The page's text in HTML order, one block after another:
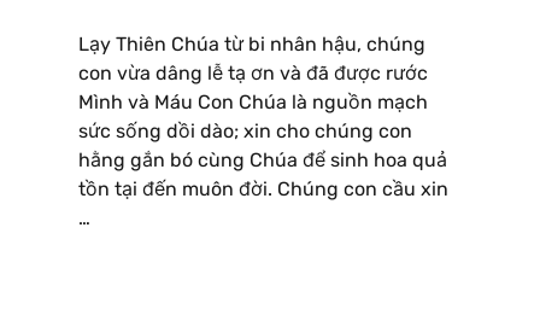
Lạy Thiên Chúa từ bi nhân hậu, chúng
con vừa dâng lễ tạ ơn và đã được rước
Mình và Máu Con Chúa là nguồn mạch
sức sống dồi dào; xin cho chúng con
hằng gắn bó cùng Chúa để sinh hoa quả
tồn tại đến muôn đời. Chúng con cầu xin
…